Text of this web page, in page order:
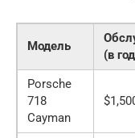
Модель
(в
Porsche
718
Cayman